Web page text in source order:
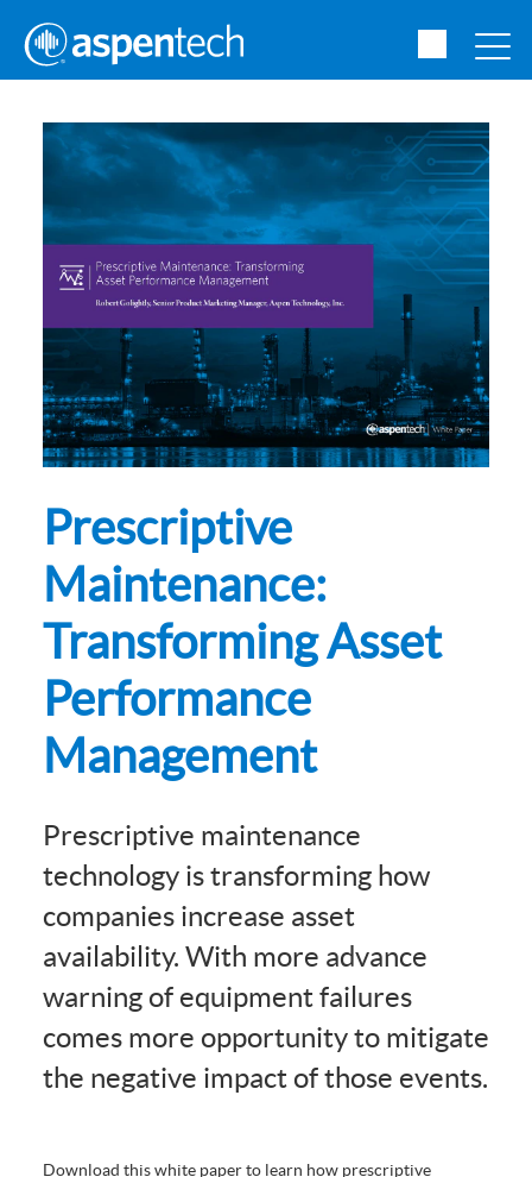
Prescriptive
Maintenance:
Transforming Asset
Performance
Management
Prescriptive maintenance
technology is transforming how
companies increase asset
availability. With more advance
warning of equipment failures
comes more opportunity to mitigate
the negative impact of those events.
Download this white paper to learn how prescriptive